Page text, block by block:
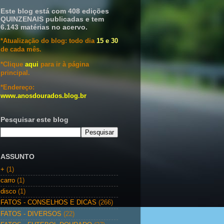
Este blog está com 408 edições
QUINZENAIS publicadas e tem
6.143 matérias no acervo.
*Atualização do blog: todo dia 15 e 30
de cada mês.
*Clique aqui para ir à página
principal.
*Endereço:
www.anosdourados.blog.br
Pesquisar este blog
ASSUNTO
+ (1)
carro (1)
disco (1)
FATOS - CONSELHOS E DICAS (266)
FATOS - DIVERSOS (22)